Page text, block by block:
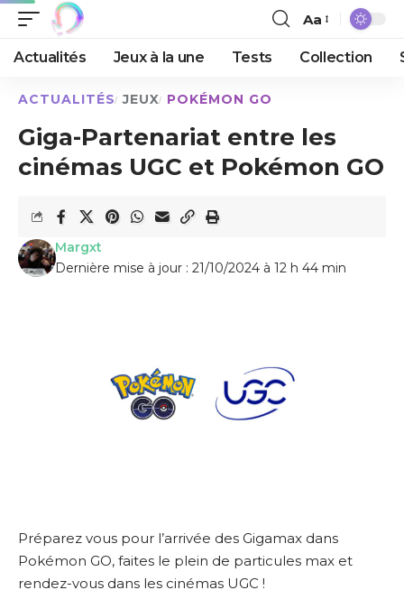
Aa
Actualités Jeux à la une Tests Collection
ACTUALITÉS JEUX POKÉMON GO
Giga-Partenariat entre les
cinémas UGC et Pokémon GO
Dernière mise à jour : 21/10/2024 à 12 h 44 min
Margxt
Préparez vous pour l’arrivée des Gigamax dans
Pokémon GO, faites le plein de particules max et
rendez-vous dans les cinémas UGC !